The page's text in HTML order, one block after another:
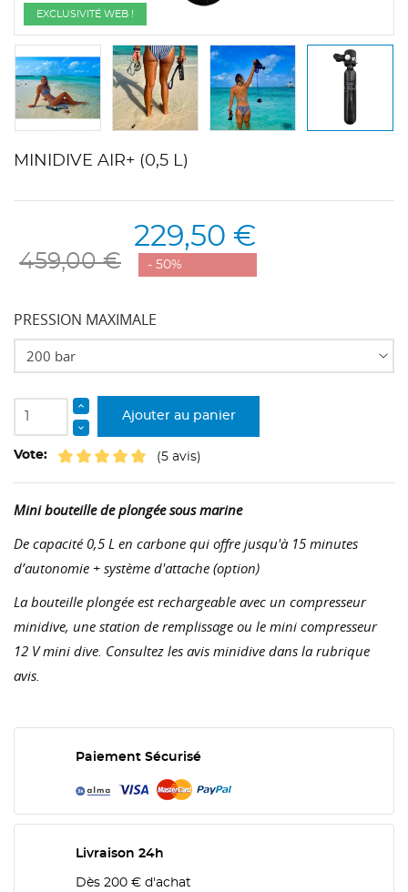
EXCLUSIVITÉ WEB !
MINIDIVE AIR+ (0,5 L)
459,00 €
229,50 €
- 50%
PRESSION MAXIMALE
Ajouter au panier
Vote: (5 avis)
Mini bouteille de plongée sous marine
De capacité 0,5 L en carbone qui offre jusqu'à 15 minutes
d’autonomie + système d'attache (option)
La bouteille plongée est rechargeable avec un compresseur
minidive, une station de remplissage ou le mini compresseur
12 V mini dive. Consultez les avis minidive dans la rubrique
avis.
Paiement Sécurisé
Livraison 24h
Dès 200 € d'achat